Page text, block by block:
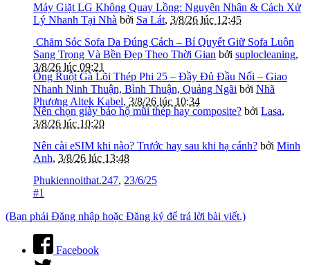
Máy Giặt LG Không Quay Lồng: Nguyên Nhân & Cách Xử
Lý Nhanh Tại Nhà bởi Sa Lát, 3/8/26 lúc 12:45
️ Chăm Sóc Sofa Da Đúng Cách – Bí Quyết Giữ Sofa Luôn
Sang Trọng Và Bền Đẹp Theo Thời Gian bởi suplocleaning,
3/8/26 lúc 09:21
Ống Ruột Gà Lõi Thép Phi 25 – Đầy Đủ Đầu Nối – Giao
Nhanh Ninh Thuận, Bình Thuận, Quảng Ngãi bởi Nhã
Phương Altek Kabel, 3/8/26 lúc 10:34
Nên chọn giày bảo hộ mũi thép hay composite? bởi Lasa,
3/8/26 lúc 10:20
Nên cài eSIM khi nào? Trước hay sau khi hạ cánh? bởi Minh
Anh, 3/8/26 lúc 13:48
Phukiennoithat.247, 23/6/25
#1
(Bạn phải Đăng nhập hoặc Đăng ký để trả lời bài viết.)
Facebook